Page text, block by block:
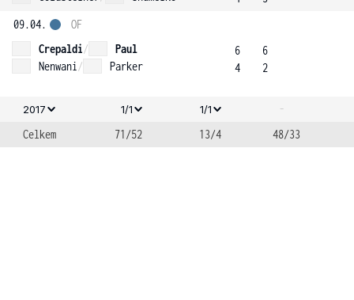
09.04.
Crepaldi/
Paul
Nenwani / Parker
OF
6
4
6
2
2017 1/1 1/1
-
Celkem
71/52 13/4 48/33